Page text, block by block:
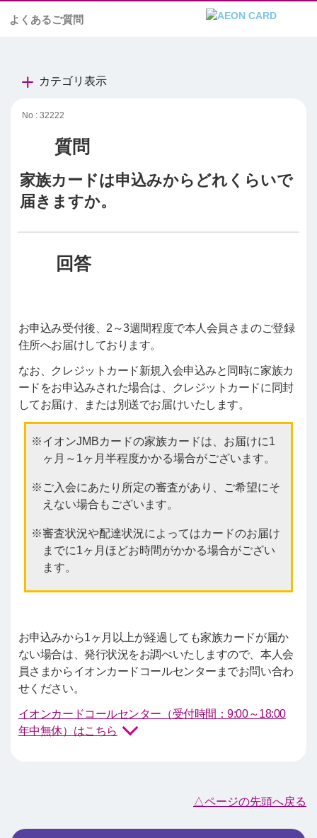
よくあるご質問
カテゴリ表示
No : 32222
家族カードは申込みからどれくらいで
届きますか。
お申込み受付後、2～3週間程度で本人会員さまのご登録
住所へお届けしております。
なお、クレジットカード新規入会申込みと同時に家族カ
ードをお申込みされた場合は、クレジットカードに同封
してお届け、または別送でお届けいたします。
イオンJMBカードの家族カードは、お届けに1
ヶ月～1ヶ月半程度かかる場合がございます。
ご入会にあたり所定の審査があり、ご希望にそ
えない場合もございます。
審査状況や配達状況によってはカードのお届け
までに1ヶ月ほどお時間がかかる場合がござい
ます。
お申込みから1ヶ月以上が経過しても家族カードが届か
ない場合は、発行状況をお調べいたしますので、本人会
員さまからイオンカードコールセンターまでお問い合わ
せください。
イオンカードコールセンター（受付時間：9:00～18:00
年中無休）はこちら
△ページの先頭へ戻る